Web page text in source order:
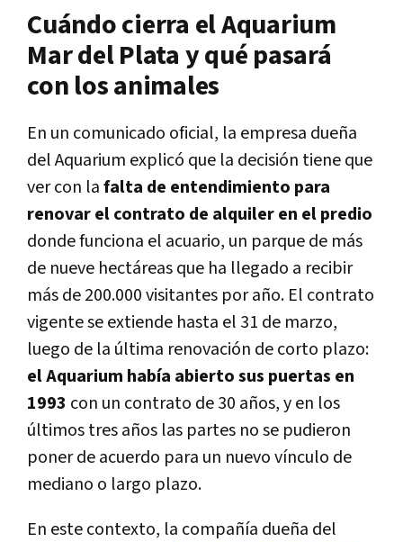
Cuándo cierra el Aquarium
Mar del Plata y qué pasará
con los animales
En un comunicado oficial, la empresa dueña
del Aquarium explicó que la decisión tiene que
ver con lafalta de entendimiento para
renovar el contrato de alquiler en el predio
donde funciona el acuario, un parque de más
de nueve hectáreas que ha llegado a recibir
más de 200.000 visitantes por año. El contrato
vigente se extiende hasta el 31 de marzo,
luego de la última renovación de corto plazo:
el Aquarium había abierto sus puertas en
1993 con un contrato de 30 años, y en los
últimos tres años las partes no se pudieron
poner de acuerdo para un nuevo vínculo de
mediano o largo plazo.
En este contexto, la compañía dueña del